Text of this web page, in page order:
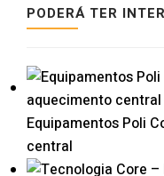
PODERÁ TER
Equipamentos Poli
central